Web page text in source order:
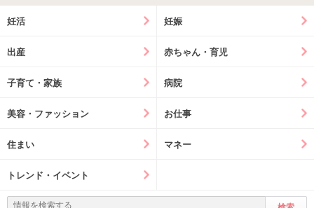
妊活 妊娠
出産 赤ちゃん・育児
子育て・家族 病院
美容・ファッション お仕事
住まい マネー
トレンド・イベント